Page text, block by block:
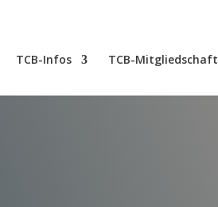
TCB-Infos TCB-Mitgliedschaft